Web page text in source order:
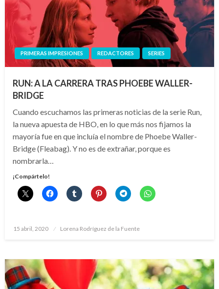
PRIMERAS IMPRESIONES REDACTORES SERIES
RUN: A LA CARRERA TRAS PHOEBE WALLER-
BRIDGE
Cuando escuchamos las primeras noticias de la serie Run,
la nueva apuesta de HBO, en lo que más nos fijamos la
mayoría fue en que incluía el nombre de Phoebe Waller-
Bridge (Fleabag). Y no es de extrañar, porque es
nombrarla…
¡Compártelo!
Publicado
15 abril, 2020 Lorena Rodríguez de la Fuente